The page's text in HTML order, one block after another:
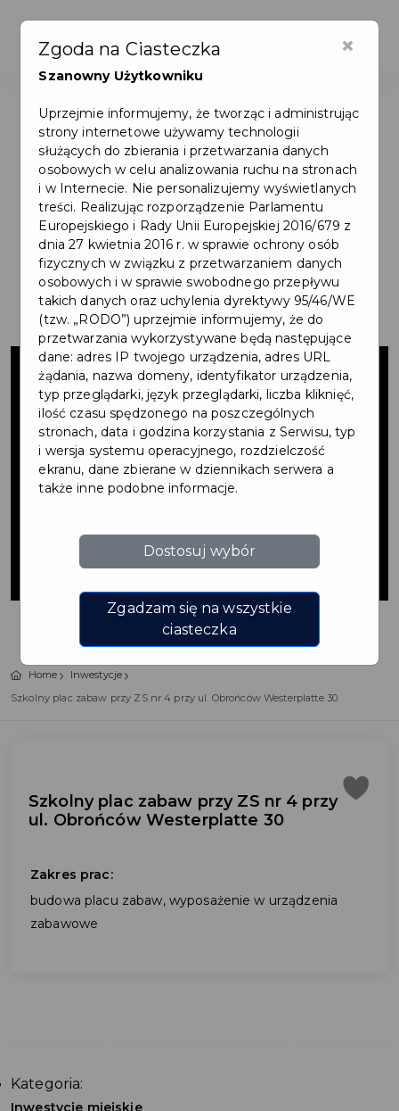
Szkolny plac
zabaw przy ZS
nr 4 przy ul.
Obrońców
Westerplatte 30
Home
Inwestycje
Szkolny plac zabaw przy ZS nr 4 przy ul. Obrońców Westerplatte 30
Szkolny plac zabaw przy ZS nr 4 przy
ul. Obrońców Westerplatte 30
Zakres prac:
budowa placu zabaw, wyposażenie w urządzenia
zabawowe
Kategoria:
Inwestycje miejskie
×
Zgoda na Ciasteczka
Szanowny Użytkowniku
Uprzejmie informujemy, że tworząc i administrując
strony internetowe używamy technologii
służących do zbierania i przetwarzania danych
osobowych w celu analizowania ruchu na stronach
i w Internecie. Nie personalizujemy wyświetlanych
treści. Realizując rozporządzenie Parlamentu
Europejskiego i Rady Unii Europejskiej 2016/679 z
dnia 27 kwietnia 2016 r. w sprawie ochrony osób
fizycznych w związku z przetwarzaniem danych
osobowych i w sprawie swobodnego przepływu
takich danych oraz uchylenia dyrektywy 95/46/WE
(tzw. „RODO”) uprzejmie informujemy, że do
przetwarzania wykorzystywane będą następujące
dane: adres IP twojego urządzenia, adres URL
żądania, nazwa domeny, identyfikator urządzenia,
typ przeglądarki, język przeglądarki, liczba kliknięć,
ilość czasu spędzonego na poszczególnych
stronach, data i godzina korzystania z Serwisu, typ
i wersja systemu operacyjnego, rozdzielczość
ekranu, dane zbierane w dziennikach serwera a
także inne podobne informacje.
Dostosuj wybór
Zgadzam się na wszystkie
ciasteczka